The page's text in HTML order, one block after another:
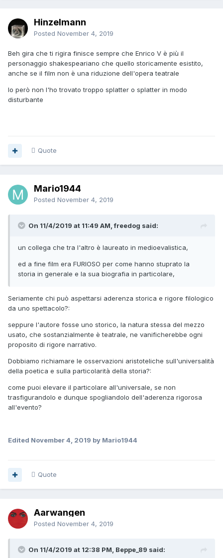
Hinzelmann
Posted November 4, 2019
Beh gira che ti rigira finisce sempre che Enrico V è più il
personaggio shakespeariano che quello storicamente esistito,
anche se il film non è una riduzione dell'opera teatrale
Io però non l'ho trovato troppo splatter o splatter in modo
disturbante
Quote
Mario1944
Posted November 4, 2019
On 11/4/2019 at 11:49 AM, freedog said:
un collega che tra l'altro è laureato in medioevalistica,
ed a fine film era FURIOSO per come hanno stuprato la
storia in generale e la sua biografia in particolare,
Seriamente chi può aspettarsi aderenza storica e rigore filologico
da uno spettacolo?:
seppure l'autore fosse uno storico, la natura stessa del mezzo
usato, che sostanzialmente è teatrale, ne vanificherebbe ogni
proposito di rigore narrativo.
Dobbiamo richiamare le osservazioni aristoteliche sull'universalità
della poetica e sulla particolarità della storia?:
come puoi elevare il particolare all'universale, se non
trasfigurandolo e dunque spogliandolo dell'aderenza rigorosa
all'evento?
Edited November 4, 2019 by Mario1944
Quote
Aarwangen
Posted November 4, 2019
On 11/4/2019 at 12:38 PM, Beppe_89 said: